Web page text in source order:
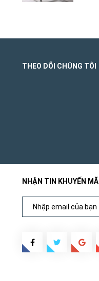
THEO DÕI CHÚNG TÔI
NHẬN TIN KHUYẾN MÃI